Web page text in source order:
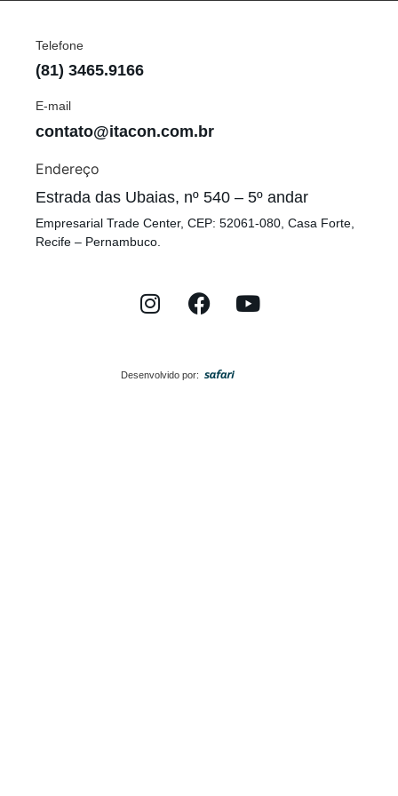
Telefone
(81) 3465.9166
E-mail
contato@itacon.com.br
Endereço
Estrada das Ubaias, nº 540 – 5º andar
Empresarial Trade Center, CEP: 52061-080, Casa Forte,
Recife – Pernambuco.
Desenvolvido por: